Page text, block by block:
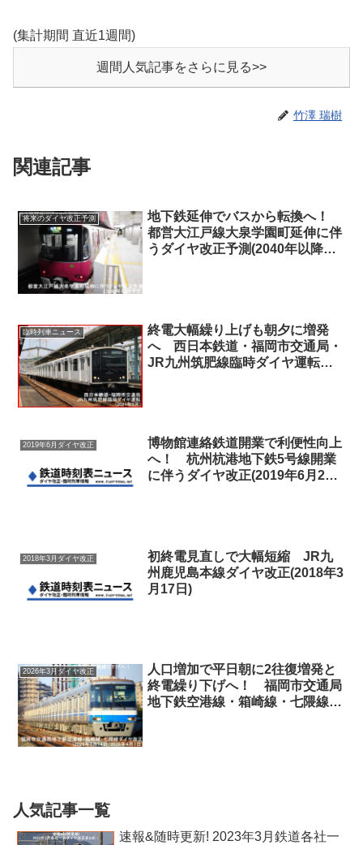
(集計期間 直近1週間)
週間人気記事をさらに見る>>
竹澤 瑞樹
関連記事
将来のダイヤ改正予測
地下鉄延伸でバスから転換へ！
都営大江戸線大泉学園町延伸に伴
うダイヤ改正予測(2040年以降予
臨時列車ニュース
終電大幅繰り上げも朝夕に増発
へ 西日本鉄道・福岡市交通局・
JR九州筑肥線臨時ダイヤ運転
2019年6月ダイヤ改正
博物館連絡鉄道開業で利便性向上
へ！ 杭州杭港地下鉄5号線開業
に伴うダイヤ改正(2019年6月24
2018年3月ダイヤ改正
初終電見直しで大幅短縮 JR九
州鹿児島本線ダイヤ改正(2018年3
月17日)
2026年3月ダイヤ改正
人口増加で平日朝に2往復増発と
終電繰り下げへ！ 福岡市交通局
地下鉄空港線・箱崎線・七隈線ダ
人気記事一覧
速報&随時更新! 2023年3月鉄道各社一